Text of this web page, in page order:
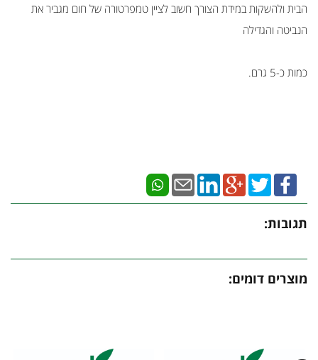
הבית ולהשקות במידת הצורך חשוב לציין טמפרטורה של חום מגביר את
הנביטה והגדילה
כמות כ-5 גרם.
תגובות:
מוצרים דומים: